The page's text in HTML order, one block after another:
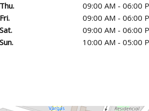
Thu.
09:00 AM - 06:00
Fri.
09:00 AM - 06:00
Sat.
09:00 AM - 06:00
Sun.
10:00 AM - 05:00